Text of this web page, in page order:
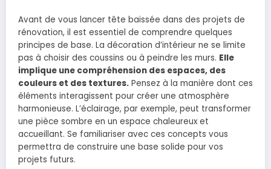
Avant de vous lancer tête baissée dans des projets de
rénovation, il est essentiel de comprendre quelques
principes de base. La décoration d’intérieur ne se limite
pas à choisir des coussins ou à peindre les murs. Elle
implique une compréhension des espaces, des
couleurs et des textures. Pensez à la manière dont ces
éléments interagissent pour créer une atmosphère
harmonieuse. L’éclairage, par exemple, peut transformer
une pièce sombre en un espace chaleureux et
accueillant. Se familiariser avec ces concepts vous
permettra de construire une base solide pour vos
projets futurs.